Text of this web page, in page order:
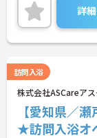
詳
訪問入浴
株式会社ASCareア
【愛知県／
★訪問入浴オ